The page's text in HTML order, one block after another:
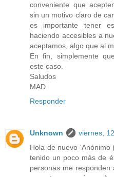
conveniente que
sin un motivo claro de
es importante tener
haciendo accesibles a
aceptamos, algo que al
En fin, simplemente
este caso.
Saludos
MAD
Responder
Unknown
viernes,
Hola de nuevo 'Anónimo
tenido un poco más de
personas me